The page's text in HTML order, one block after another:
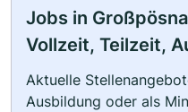
Jobs in
Vollzeit, Teilzeit,
Aktuelle
Ausbildung oder als